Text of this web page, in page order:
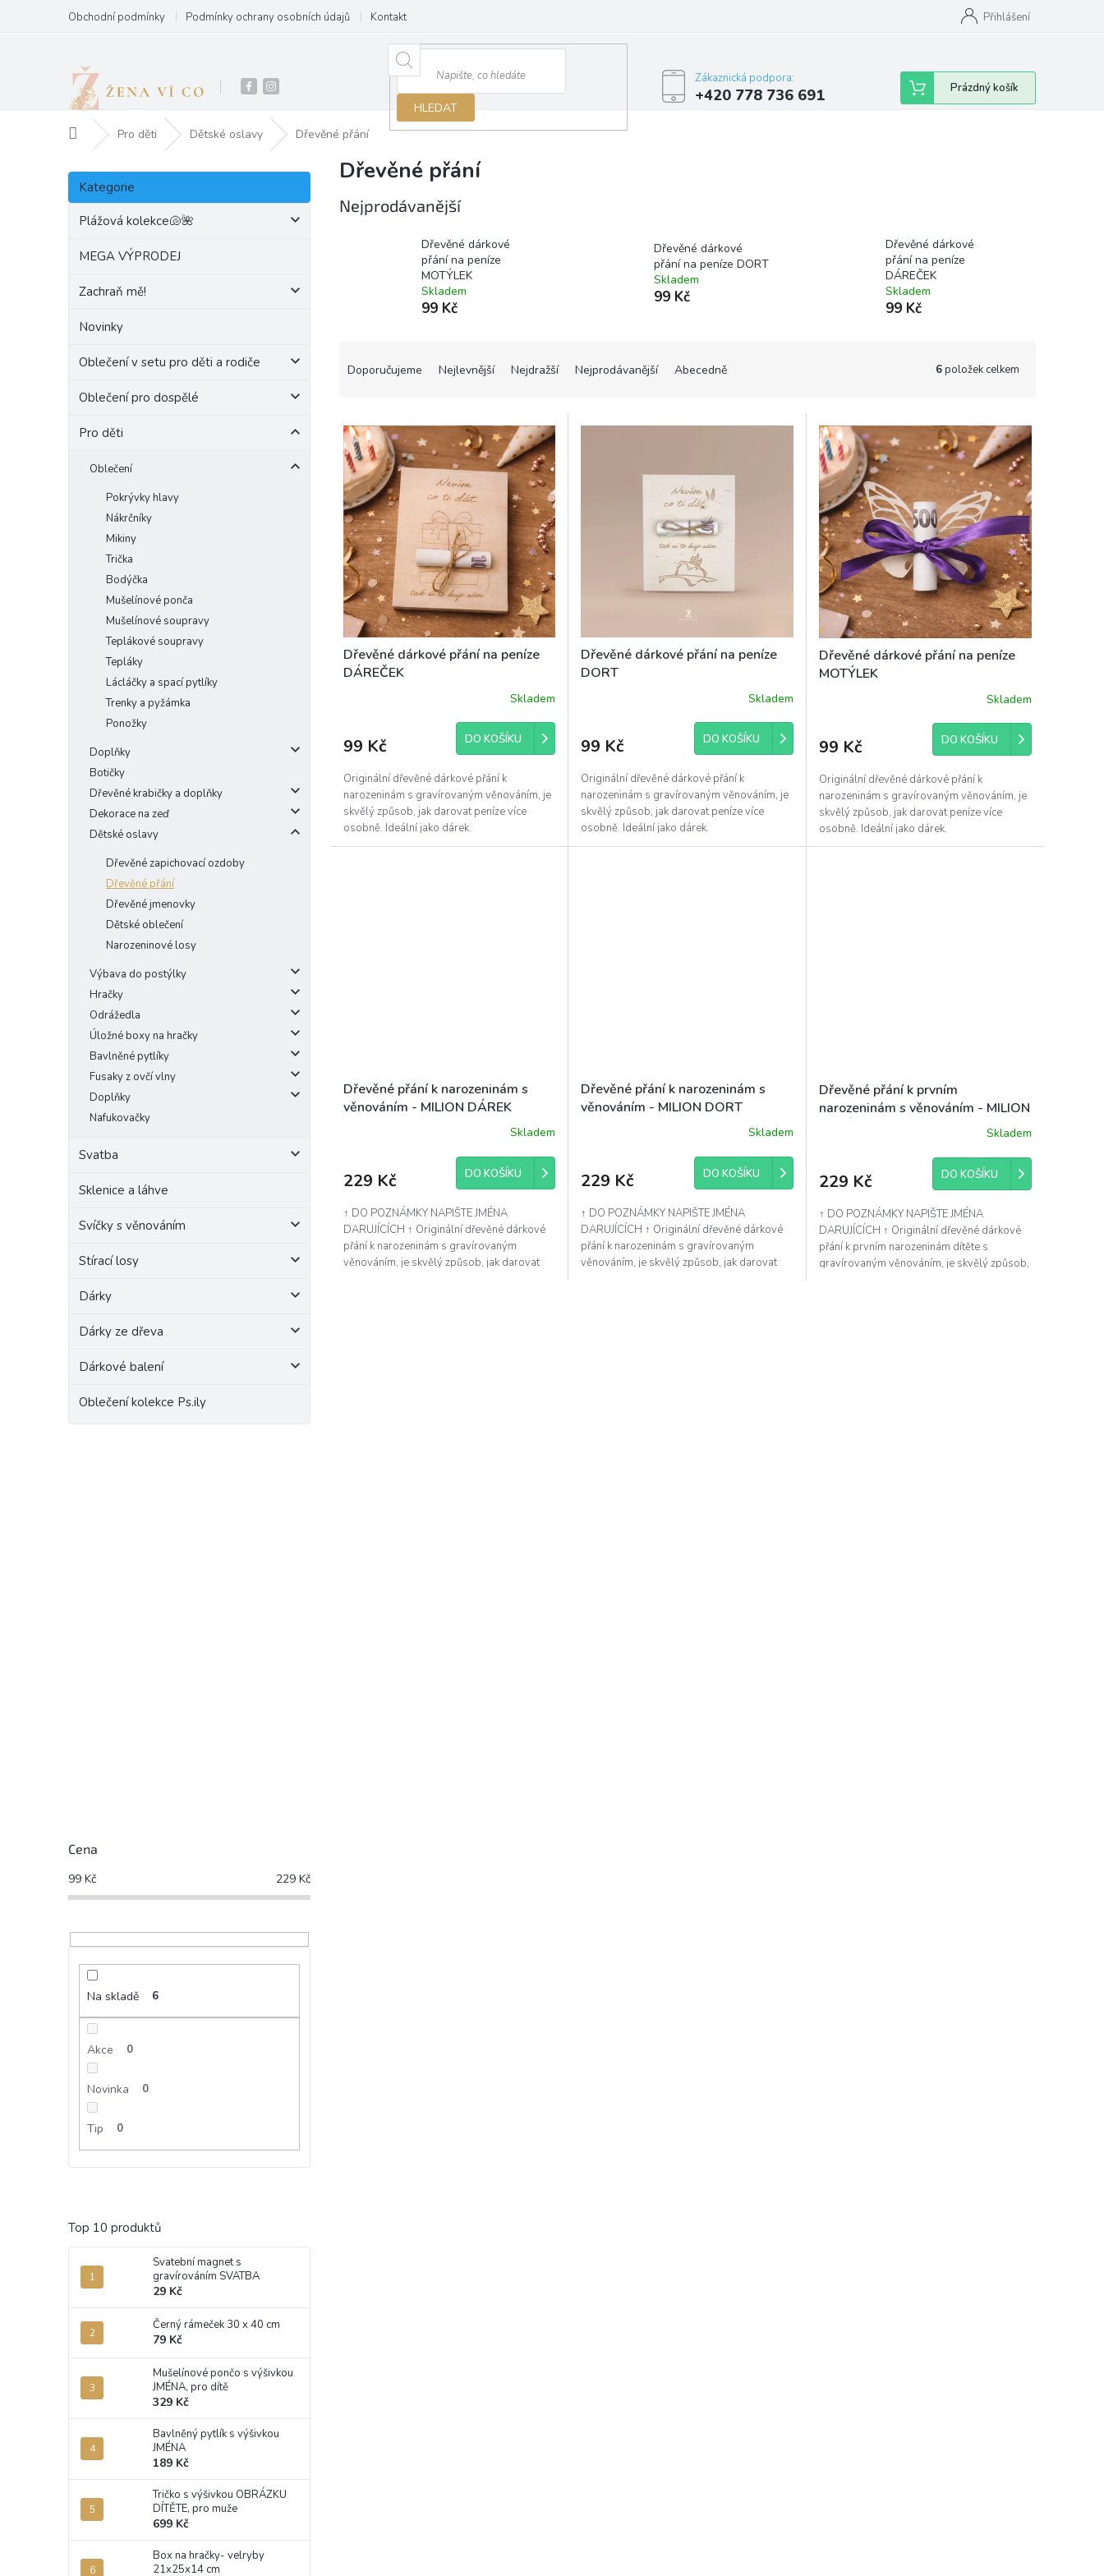
obsah
Obchodní podmínky Podmínky ochrany osobních údajů Kontakt Přihlášení
HLEDAT
Zákaznická podpora:
+420 778 736 691
Nákupní
košík
Prázdný košík
Domů Pro děti Dětské oslavy Dřevěné přání
P
s
Přeskočit
kategorie
Kategorie
Plážová kolekce🐚🌺
MEGA VÝPRODEJ
Zachraň mě!
Novinky
Oblečení v setu pro děti a rodiče
Oblečení pro dospělé
Pro děti
Oblečení
Pokrývky hlavy
Nákrčníky
Mikiny
Trička
Bodýčka
Mušelínové ponča
Mušelínové soupravy
Teplákové soupravy
Tepláky
Lácláčky a spací pytlíky
Trenky a pyžámka
Ponožky
Doplňky
Botičky
Dřevěné krabičky a doplňky
Dekorace na zeď
Dětské oslavy
Dřevěné zapichovací ozdoby
Dřevěné přání
Dřevěné jmenovky
Dětské oblečení
Narozeninové losy
Výbava do postýlky
Hračky
Odrážedla
Úložné boxy na hračky
Bavlněné pytlíky
Fusaky z ovčí vlny
Doplňky
Nafukovačky
Svatba
Sklenice a láhve
Svíčky s věnováním
Stírací losy
Dárky
Dárky ze dřeva
Dárkové balení
Oblečení kolekce Ps.ily
Cena
99 Kč 229 Kč
Na skladě 6
Akce 0
Novinka 0
Tip 0
Top 10 produktů
Svatební magnet s
gravírováním SVATBA
29 Kč
Černý rámeček 30 x 40 cm
79 Kč
Mušelínové pončo s výšivkou
JMÉNA, pro dítě
329 Kč
Bavlněný pytlík s výšivkou
JMÉNA
189 Kč
Tričko s výšivkou OBRÁZKU
DÍTĚTE, pro muže
699 Kč
Box na hračky- velryby
21x25x14 cm
Dřevěné přání
Nejprodávanější
Dřevěné dárkové
přání na peníze
MOTÝLEK
Skladem
99 Kč
Dřevěné dárkové
přání na peníze DORT
Skladem
99 Kč
Dřevěné dárkové
přání na peníze
DÁREČEK
Skladem
99 Kč
n
p
r
o
d
u
k
t
ů
Doporučujeme Nejlevnější Nejdražší Nejprodávanější Abecedně 6položek celkem
V
ý
p
s
p
r
o
d
u
k
t
ů
Dřevěné dárkové přání na peníze
DÁREČEK
Skladem
99 Kč DO KOŠÍKU
Originální dřevěné dárkové přání k
narozeninám s gravírovaným věnováním, je
skvělý způsob, jak darovat peníze více
osobně. Ideální jako dárek.
Dřevěné dárkové přání na peníze
DORT
Skladem
99 Kč DO KOŠÍKU
Originální dřevěné dárkové přání k
narozeninám s gravírovaným věnováním, je
skvělý způsob, jak darovat peníze více
osobně. Ideální jako dárek.
Dřevěné dárkové přání na peníze
MOTÝLEK
Skladem
99 Kč DO KOŠÍKU
Originální dřevěné dárkové přání k
narozeninám s gravírovaným věnováním, je
skvělý způsob, jak darovat peníze více
osobně. Ideální jako dárek.
Dřevěné přání k narozeninám s
věnováním - MILION DÁREK
Skladem
229 Kč DO KOŠÍKU
↑ DO POZNÁMKY NAPIŠTE JMÉNA
DARUJÍCÍCH ↑ Originální dřevěné dárkové
přání k narozeninám s gravírovaným
věnováním, je skvělý způsob, jak darovat
Dřevěné přání k narozeninám s
věnováním - MILION DORT
Skladem
229 Kč DO KOŠÍKU
↑ DO POZNÁMKY NAPIŠTE JMÉNA
DARUJÍCÍCH ↑ Originální dřevěné dárkové
přání k narozeninám s gravírovaným
věnováním, je skvělý způsob, jak darovat
Dřevěné přání k prvním
narozeninám s věnováním - MILION
Skladem
229 Kč DO KOŠÍKU
↑ DO POZNÁMKY NAPIŠTE JMÉNA
DARUJÍCÍCH ↑ Originální dřevěné dárkové
přání k prvním narozeninám dítěte s
gravírovaným věnováním, je skvělý způsob,